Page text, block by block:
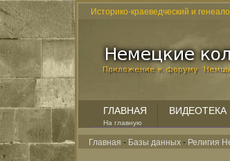
Историко-краеведческий и
ГЛАВНАЯ
На главную
ВИДЕОТЕКА
Главная - Базы данных- Религия